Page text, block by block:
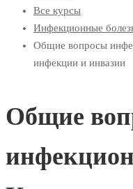
Все курсы
Инфекционные
Общие вопросы
инфекции и инвазии
Общие